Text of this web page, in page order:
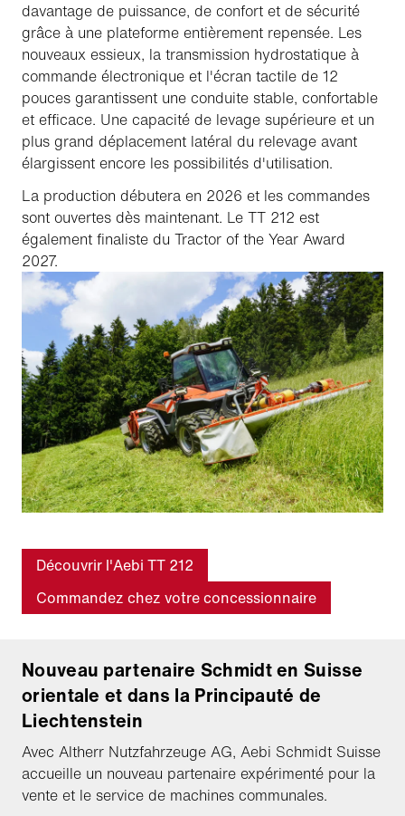
davantage de puissance, de confort et de sécurité
grâce à une plateforme entièrement repensée. Les
nouveaux essieux, la transmission hydrostatique à
commande électronique et l'écran tactile de 12
pouces garantissent une conduite stable, confortable
et efficace. Une capacité de levage supérieure et un
plus grand déplacement latéral du relevage avant
élargissent encore les possibilités d'utilisation.
La production débutera en 2026 et les commandes
sont ouvertes dès maintenant. Le TT 212 est
également finaliste du Tractor of the Year Award
2027.
Découvrir l'Aebi TT 212
Commandez chez votre concessionnaire
Nouveau partenaire Schmidt en Suisse
orientale et dans la Principauté de
Liechtenstein
Avec Altherr Nutzfahrzeuge AG, Aebi Schmidt Suisse
accueille un nouveau partenaire expérimenté pour la
vente et le service de machines communales.